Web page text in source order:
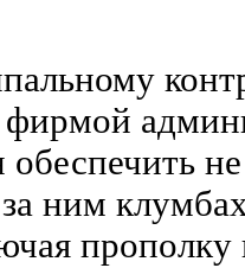
фирмой
ним